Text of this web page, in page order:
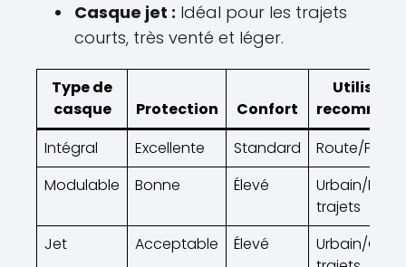
Casque jet : Idéal pour les trajets
courts, très venté et léger.
Type de
casque
Protection Confort
Intégral
Excellente Standard
Route/Piste
Modulable
Bonne Élevé
Urbain/Long
trajets
Jet
Acceptable Élevé
Urbain/